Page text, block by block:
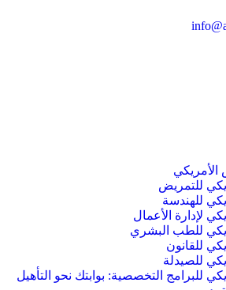
للتمريض
للهندسة
لإدارة الأعمال
للطب البشري
للقانون
للصيدلة
للبرامج التخصصية: بوابتك نحو التأهيل